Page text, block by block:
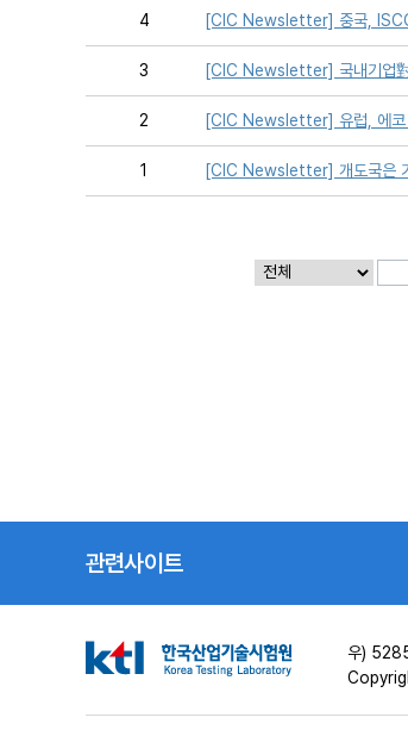
4 [CIC Newsletter] 중국,
3 [CIC Newsletter] 국내기업
2 [CIC Newsletter] 유럽, 에코
1 [CIC Newsletter] 개도국은
관련사이트
우)